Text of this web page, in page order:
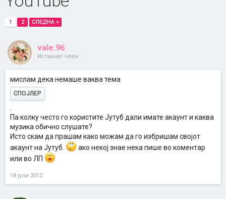
1 2 СЛЕДНА >
vale.96
Истакнат член
мислам дека немаше ваква тема
СПОЈЛЕР
Па колку често го користите Јутуб дали имате акаунт и каква
музика обично слушате?
Исто скам да прашам како можам да го избришам својот
акаунт на Јутуб.
ако некој знае нека пише во коментар
или во ЛП
18 јули 2012